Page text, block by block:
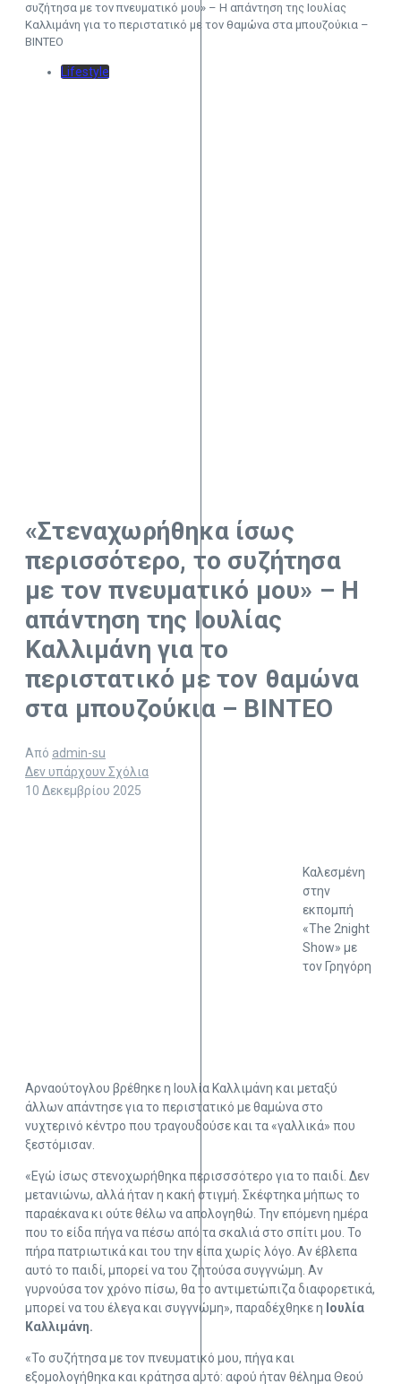
συζήτησα με τον πνευματικό μου» – Η απάντηση της Ιουλίας
Καλλιμάνη για το περιστατικό με τον θαμώνα στα μπουζούκια –
ΒΙΝΤΕΟ
Lifestyle
«Στεναχωρήθηκα ίσως
περισσότερο, το συζήτησα
με τον πνευματικό μου» – Η
απάντηση της Ιουλίας
Καλλιμάνη για το
περιστατικό με τον θαμώνα
στα μπουζούκια – ΒΙΝΤΕΟ
Από admin-su
Δεν υπάρχουν Σχόλια
10 Δεκεμβρίου 2025
Καλεσμένη
στην
εκπομπή
«The 2night
Show» με
τον Γρηγόρη
Αρναούτογλου βρέθηκε η Ιουλία Καλλιμάνη και μεταξύ
άλλων απάντησε για το περιστατικό με θαμώνα στο
νυχτερινό κέντρο που τραγουδούσε και τα «γαλλικά» που
ξεστόμισαν.
«Εγώ ίσως στενοχωρήθηκα περισσσότερο για το παιδί. Δεν
μετανιώνω, αλλά ήταν η κακή στιγμή. Σκέφτηκα μήπως το
παραέκανα κι ούτε θέλω να απολογηθώ. Την επόμενη ημέρα
που το είδα πήγα να πέσω από τα σκαλιά στο σπίτι μου. Το
πήρα πατριωτικά και του την είπα χωρίς λόγο. Αν έβλεπα
αυτό το παιδί, μπορεί να του ζητούσα συγγνώμη. Αν
γυρνούσα τον χρόνο πίσω, θα το αντιμετώπιζα διαφορετικά,
μπορεί να του έλεγα και συγγνώμη», παραδέχθηκε η Ιουλία
Καλλιμάνη.
«Το συζήτησα με τον πνευματικό μου, πήγα και
εξομολογήθηκα και κράτησα αυτό: αφού ήταν θέλημα Θεού